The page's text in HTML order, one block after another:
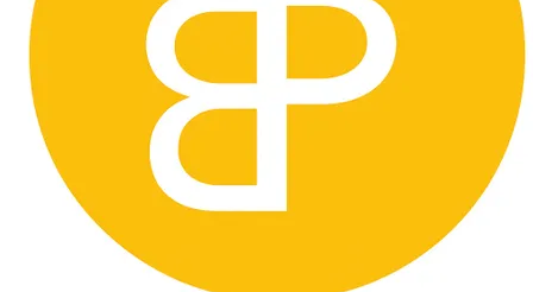
Köpare utanför sveriges gränsen måste kontakta oss innan bud läggs
så vi kan räkna ut vad
frakten kommer att kosta och om det går att skicka med spårbar frakt
vilket är ett krav från oss.
Väljer man att buda utan att kontakta oss först så förbehåller vi oss
rätten att avbryta köpet och du som köpare
blir blockerad från framtida köp. Vi godkänner inte att man ber oss
att manipulera tullavgiften, då det är olagligt och köper kommer att
Länder vi inte skickar till är bland annat Taiwan.